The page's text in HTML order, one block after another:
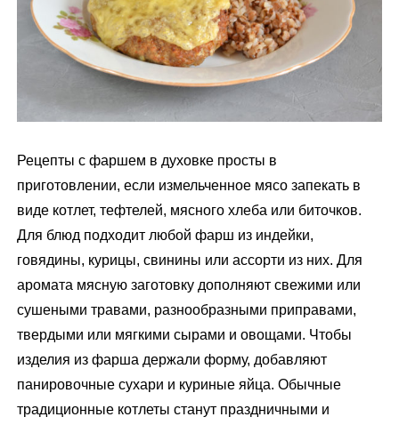
Рецепты с фаршем в духовке просты в
приготовлении, если измельченное мясо запекать в
виде котлет, тефтелей, мясного хлеба или биточков.
Для блюд подходит любой фарш из индейки,
говядины, курицы, свинины или ассорти из них. Для
аромата мясную заготовку дополняют свежими или
сушеными травами, разнообразными приправами,
твердыми или мягкими сырами и овощами. Чтобы
изделия из фарша держали форму, добавляют
панировочные сухари и куриные яйца. Обычные
традиционные котлеты станут праздничными и